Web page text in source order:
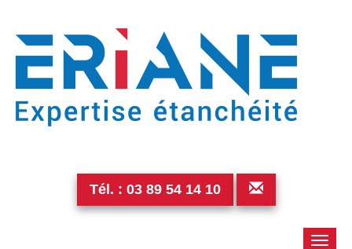
Tél. : 03 89 54 14 10
Toggle